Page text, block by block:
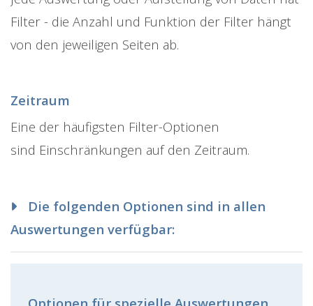
Filter - die Anzahl und Funktion der Filter hängt
von den jeweiligen Seiten ab.
Zeitraum
Eine der häufigsten Filter-Optionen
sind Einschränkungen auf den Zeitraum.
Die folgenden Optionen sind in allen
Auswertungen verfügbar: